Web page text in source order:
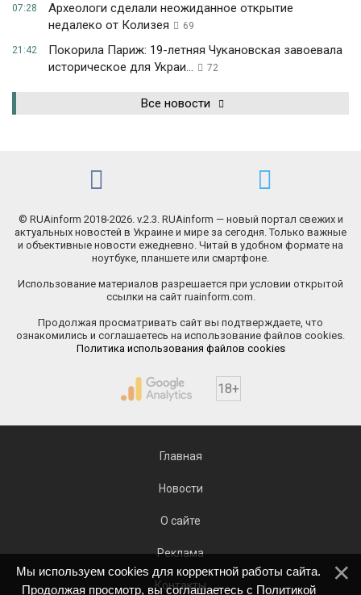
07:28
Археологи сделали неожиданное открытие
недалеко от Колизея
69
21:42
Покорила Париж: 19-летняя Чукановская завоевала
историческое для Украи...
72
Все новости
© RUAinform 2018-2026. v.2.3. RUAinform — новый портал свежих и
актуальных новостей в Украине и мире за сегодня. Только важные
и объективные новости ежедневно. Читай в удобном формате на
ноутбуке, планшете или смартфоне.
Использование материалов разрешается при условии открытой
ссылки на сайт ruainform.com.
Продолжая просматривать сайт вы подтверждаете, что
ознакомились и соглашаетесь на использование файлов cookies.
Политика использования файлов cookies
18+
Главная
Новости
О сайте
Реклама
Контакты
Мы используем cookies для корректной работы сайта.
Продолжая просмотр, вы соглашаетесь с Политикой